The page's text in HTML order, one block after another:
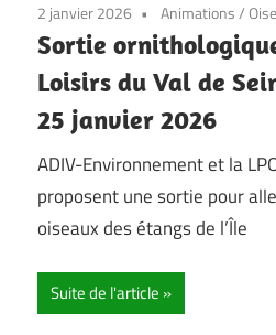
2 janvier 2026 Animations/
Sortie
Loisirs du Val de
25 janvier 2026
ADIV-Environnement et la
proposent une sortie pour
oiseaux des étangs de l’Île
Suite de l'article